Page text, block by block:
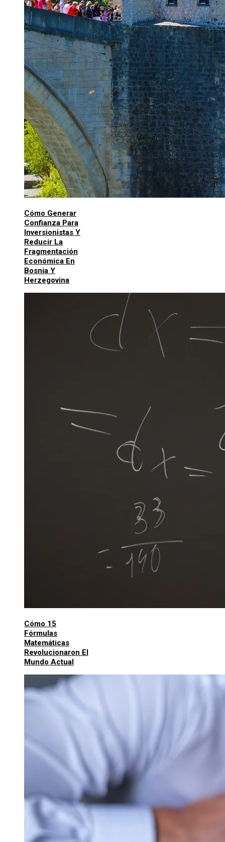
Cómo Generar
Confianza Para
Inversionistas Y
Reducir La
Fragmentación
Económica En
Bosnia Y
Herzegovina
Cómo 15
Fórmulas
Matemáticas
Revolucionaron El
Mundo Actual